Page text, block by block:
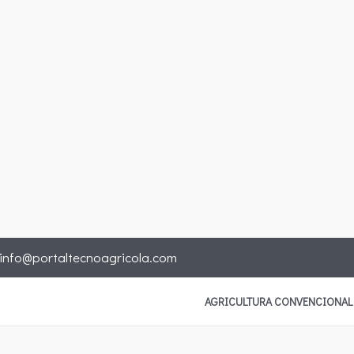
info@portaltecnoagricola.com
AGRICULTURA CONVENCIONAL